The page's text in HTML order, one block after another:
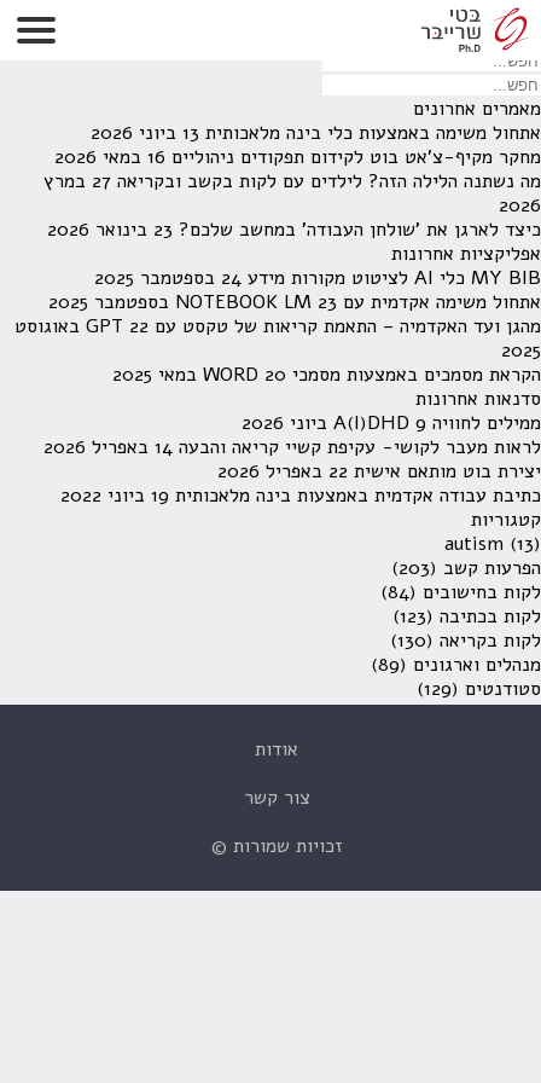
לא נמצאו תוצאות תחת קטגוריה זו.
מחפש משהו מסויים? השתמש בחיפוש
מאמרים אחרונים
אתחול משימה באמצעות כלי בינה מלאכותית 13 ביוני 2026
מחקר מקיף-צ'אט בוט לקידום תפקודים ניהוליים 16 במאי 2026
מה נשתנה הלילה הזה? לילדים עם לקות בקשב ובקריאה
27 במרץ
2026
כיצד לארגן את 'שולחן העבודה' במחשב שלכם? 23 בינואר 2026
אפליקציות אחרונות
MY BIB כלי AI לציטוט מקורות מידע
24 בספטמבר 2025
אתחול משימה אקדמית עם NOTEBOOK LM 23 בספטמבר 2025
מהגן ועד האקדמיה – התאמת קריאות של טקסט עם GPT
22 באוגוסט
2025
הקראת מסמכים באמצעות מסמכי WORD 20 במאי 2025
סדנאות אחרונות
ממילים לחוויה A(I)DHD 9 ביוני 2026
לראות מעבר לקושי- עקיפת קשיי קריאה והבעה 14 באפריל 2026
יצירת בוט מותאם אישית 22 באפריל 2026
כתיבת עבודה אקדמית באמצעות בינה מלאכותית 19 ביוני 2022
קטגוריות
autism (13)
הפרעות קשב (203)
לקות בחישובים (84)
לקות בכתיבה (123)
לקות בקריאה (130)
מנהלים וארגונים (89)
סטודנטים (129)
אודות
צור קשר
זכויות שמורות ©